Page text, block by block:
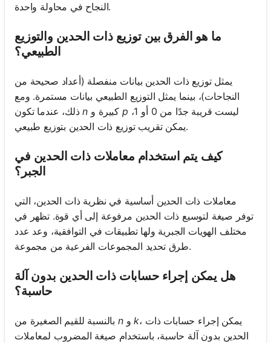
النجاح في محاولة واحدة.
ما هو الفرق بين توزيع ذات الحدين والتوزيع
الطبيعي؟
يمثل توزيع ذات الحدين بيانات منفصلة (أعداد صحيحة من
النجاحات)، بينما يمثل التوزيع الطبيعي بيانات مستمرة. ومع
ذلك، عندما تكونn p
يمكن تقريب توزيع ذات الحدين بتوزيع طبيعي.
كيف يتم استخدام معاملات ذات الحدين في
الجبر؟
معاملات ذات الحدين أساسية في نظرية ذات الحدين، التي
توفر صيغة لتوسيع ذات الحدين مرفوعة إلى أي قوة. تظهر في
مختلف الهويات الجبرية ولها تطبيقات في التوافقية، وعد عدد
طرق تحديد المجموعات الفرعية من مجموعة.
هل يمكن إجراء حسابات ذات الحدين بدون آلة
حاسبة؟
بالنسبة للقيم الصغيرة منn وk، يمكن إجراء حسابات ذات
الحدين بدون آلة حاسبة، باستخدام صيغة المضروب لمعاملات